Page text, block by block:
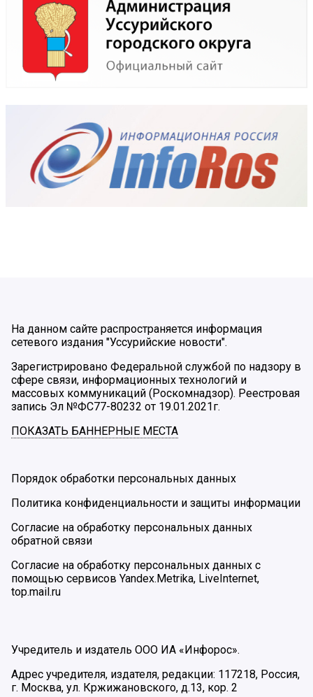
На данном сайте распространяется информация
сетевого издания "Уссурийские новости".
Зарегистрировано Федеральной службой по надзору в
сфере связи, информационных технологий и
массовых коммуникаций (Роскомнадзор). Реестровая
запись Эл №ФС77-80232 от 19.01.2021г.
ПОКАЗАТЬ БАННЕРНЫЕ МЕСТА
Порядок обработки персональных данных
Политика конфиденциальности и защиты информации
Согласие на обработку персональных данных
обратной связи
Согласие на обработку персональных данных с
помощью сервисов Yandex.Metrika, LiveInternet,
top.mail.ru
Учредитель и издатель ООО ИА «Инфорос».
Адрес учредителя, издателя, редакции: 117218, Россия,
г. Москва, ул. Кржижановского, д.13, кор. 2